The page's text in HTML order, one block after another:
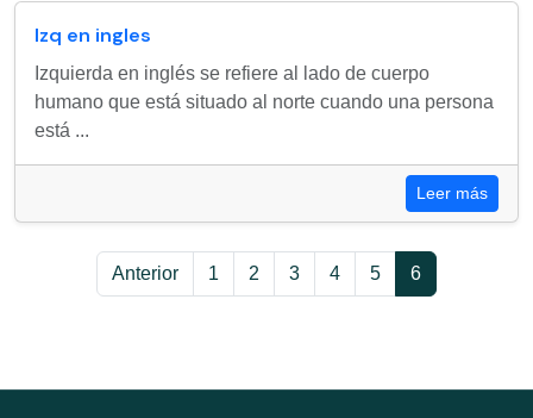
Izq en ingles
Izquierda en inglés se refiere al lado de cuerpo
humano que está situado al norte cuando una persona
está ...
Leer más
Anterior 1 2 3 4 5 6